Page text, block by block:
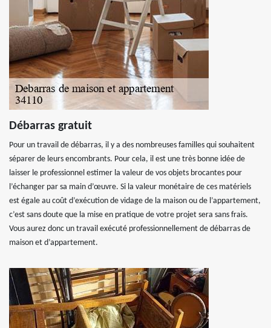
Débarras gratuit
Pour un travail de débarras, il y a des nombreuses familles qui souhaitent
séparer de leurs encombrants. Pour cela, il est une très bonne idée de
laisser le professionnel estimer la valeur de vos objets brocantes pour
l’échanger par sa main d’œuvre. Si la valeur monétaire de ces matériels
est égale au coût d’exécution de vidage de la maison ou de l’appartement,
c’est sans doute que la mise en pratique de votre projet sera sans frais.
Vous aurez donc un travail exécuté professionnellement de débarras de
maison et d’appartement.